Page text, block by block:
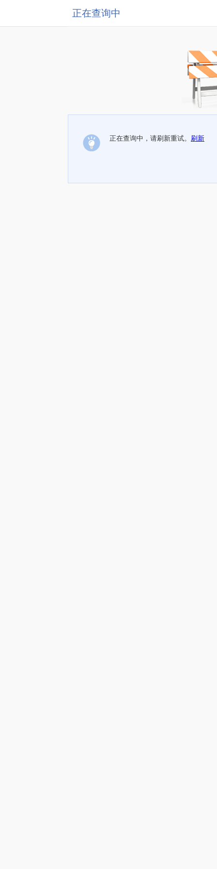
正在查询中
正在查询中，请刷新重试。 刷新